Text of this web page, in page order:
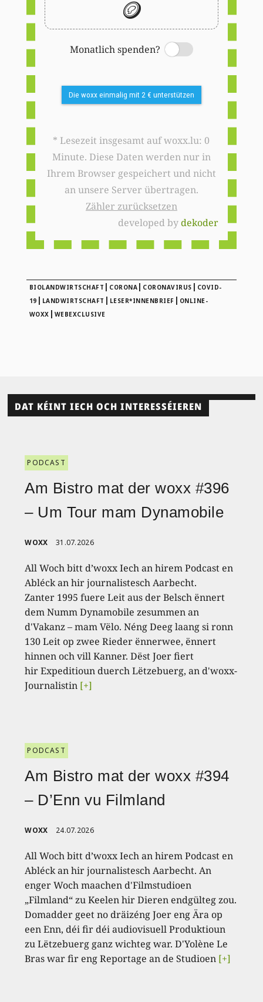
🪙
Monatlich spenden?
Switch
Die woxx einmalig mit 2 € unterstützen
* Lesezeit insgesamt auf woxx.lu: 0
Minute. Diese Daten werden nur in
Ihrem Browser gespeichert und nicht
an unsere Server übertragen.
Zähler zurücksetzen
developed bydekoder
BIOLANDWIRTSCHAFT | CORONA | CORONAVIRUS | COVID-
19 | LANDWIRTSCHAFT | LESER*INNENBRIEF | ONLINE-
WOXX | WEBEXCLUSIVE
DAT KÉINT IECH OCH INTERESSÉIEREN
PODCAST
Am Bistro mat der woxx #396
– Um Tour mam Dynamobile
WOXX 31.07.2026
All Woch bitt d’woxx Iech an hirem Podcast en
Abléck an hir journalistesch Aarbecht.
Zanter 1995 fuere Leit aus der Belsch ënnert
dem Numm Dynamobile zesummen an
d'Vakanz – mam Vëlo. Néng Deeg laang si ronn
130 Leit op zwee Rieder ënnerwee, ënnert
hinnen och vill Kanner. Dëst Joer fiert
hir Expeditioun duerch Lëtzebuerg, an d'woxx-
Journalistin [+]
PODCAST
Am Bistro mat der woxx #394
– D’Enn vu Filmland
WOXX 24.07.2026
All Woch bitt d’woxx Iech an hirem Podcast en
Abléck an hir journalistesch Aarbecht. An
enger Woch maachen d'Filmstudioen
„Filmland“ zu Keelen hir Dieren endgülteg zou.
Domadder geet no dräizéng Joer eng Ära op
een Enn, déi fir déi audiovisuell Produktioun
zu Lëtzebuerg ganz wichteg war. D'Yolène Le
Bras war fir eng Reportage an de Studioen [+]